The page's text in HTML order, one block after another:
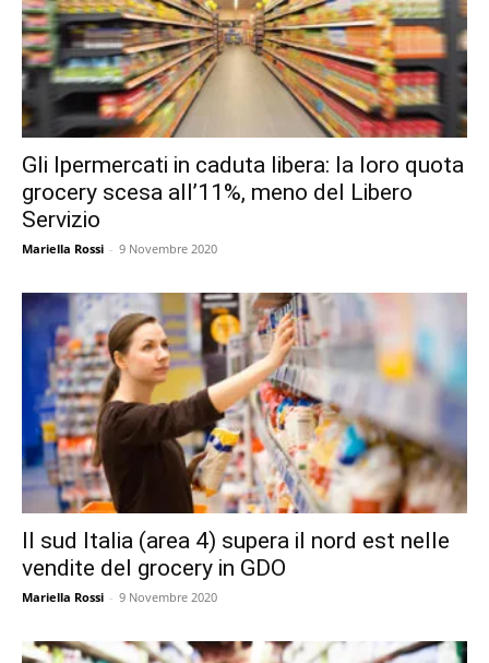
Gli Ipermercati in caduta libera: la loro quota
grocery scesa all’11%, meno del Libero
Servizio
Mariella Rossi - 9 Novembre 2020
Il sud Italia (area 4) supera il nord est nelle
vendite del grocery in GDO
Mariella Rossi - 9 Novembre 2020